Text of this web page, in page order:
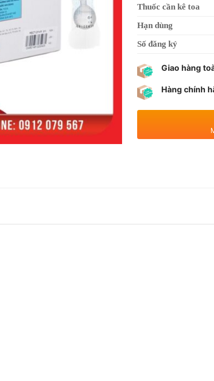
Thuốc cần kê toa
Hạn dùng
Số đăng ký
Giao hàng
Hàng chính